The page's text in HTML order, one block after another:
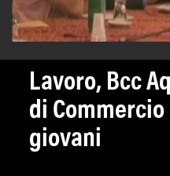
Lavoro, Bcc
di
giovani